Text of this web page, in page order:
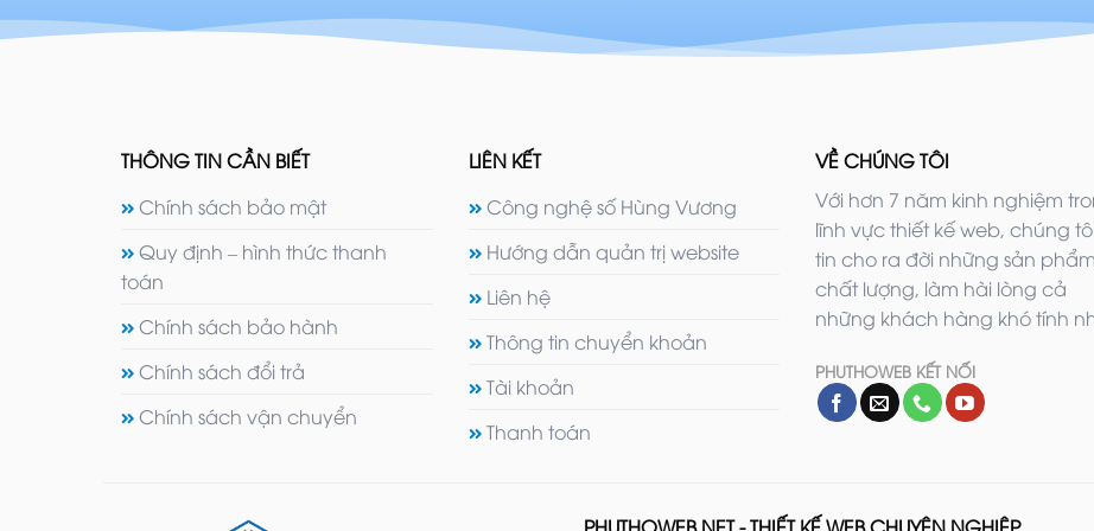
THÔNG TIN CẦN BIẾT
Chính sách bảo mật
Quy định – hình thức thanh
toán
Chính sách bảo hành
Chính sách đổi trả
Chính sách vận chuyển
LIÊN KẾT
Công nghệ số Hùng Vương
Hướng dẫn quản trị website
Liên hệ
Thông tin chuyển khoản
Tài khoản
Thanh toán
VỀ CHÚNG TÔI
Với hơn 7 năm kinh nghiệm
lĩnh vực thiết kế web, chúng
tin cho ra đời những sản phẩm
chất lượng, làm hài lòng cả
những khách hàng khó tính
PHUTHOWEB KẾT NỐI